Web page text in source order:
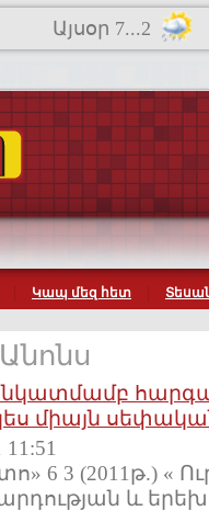
Այսօր 7...2
Կապ մեզ հետ
նկատմամբ
միայն
11:51
6 3 (2011թ.) «
և